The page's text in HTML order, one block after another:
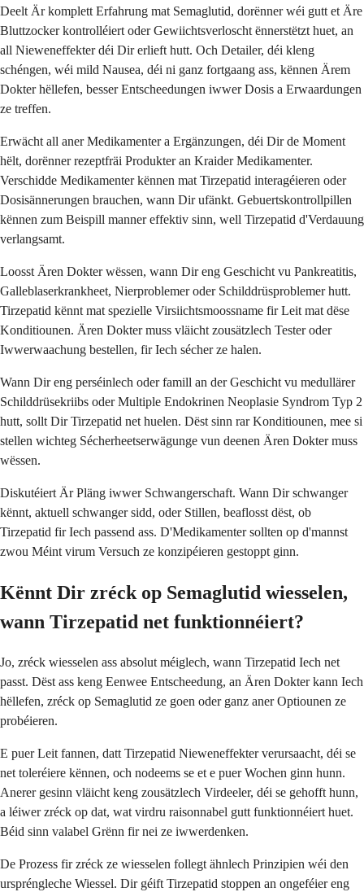
Deelt Är komplett Erfahrung mat Semaglutid, dorënner wéi gutt et Äre
Bluttzocker kontrolléiert oder Gewiichtsverloscht ënnerstëtzt huet, an
all Nieweneffekter déi Dir erlieft hutt. Och Detailer, déi kleng
schéngen, wéi mild Nausea, déi ni ganz fortgaang ass, kënnen Ärem
Dokter hëllefen, besser Entscheedungen iwwer Dosis a Erwaardungen
ze treffen.
Erwächt all aner Medikamenter a Ergänzungen, déi Dir de Moment
hëlt, dorënner rezeptfräi Produkter an Kraider Medikamenter.
Verschidde Medikamenter kënnen mat Tirzepatid interagéieren oder
Dosisännerungen brauchen, wann Dir ufänkt. Gebuertskontrollpillen
kënnen zum Beispill manner effektiv sinn, well Tirzepatid d'Verdauung
verlangsamt.
Loosst Ären Dokter wëssen, wann Dir eng Geschicht vu Pankreatitis,
Galleblaserkrankheet, Nierproblemer oder Schilddrüsproblemer hutt.
Tirzepatid kënnt mat spezielle Virsiichtsmoossname fir Leit mat dëse
Konditiounen. Ären Dokter muss vläicht zousätzlech Tester oder
Iwwerwaachung bestellen, fir Iech sécher ze halen.
Wann Dir eng perséinlech oder famill an der Geschicht vu medullärer
Schilddrüsekriibs oder Multiple Endokrinen Neoplasie Syndrom Typ 2
hutt, sollt Dir Tirzepatid net huelen. Dëst sinn rar Konditiounen, mee si
stellen wichteg Sécherheetserwägunge vun deenen Ären Dokter muss
wëssen.
Diskutéiert Är Pläng iwwer Schwangerschaft. Wann Dir schwanger
kënnt, aktuell schwanger sidd, oder Stillen, beaflosst dëst, ob
Tirzepatid fir Iech passend ass. D'Medikamenter sollten op d'mannst
zwou Méint virum Versuch ze konzipéieren gestoppt ginn.
Kënnt Dir zréck op Semaglutid wiesselen,
wann Tirzepatid net funktionnéiert?
Jo, zréck wiesselen ass absolut méiglech, wann Tirzepatid Iech net
passt. Dëst ass keng Eenwee Entscheedung, an Ären Dokter kann Iech
hëllefen, zréck op Semaglutid ze goen oder ganz aner Optiounen ze
probéieren.
E puer Leit fannen, datt Tirzepatid Nieweneffekter verursaacht, déi se
net toleréiere kënnen, och nodeems se et e puer Wochen ginn hunn.
Anerer gesinn vläicht keng zousätzlech Virdeeler, déi se gehofft hunn,
a léiwer zréck op dat, wat virdru raisonnabel gutt funktionnéiert huet.
Béid sinn valabel Grënn fir nei ze iwwerdenken.
De Prozess fir zréck ze wiesselen follegt ähnlech Prinzipien wéi den
urspréngleche Wiessel. Dir géift Tirzepatid stoppen an ongeféier eng